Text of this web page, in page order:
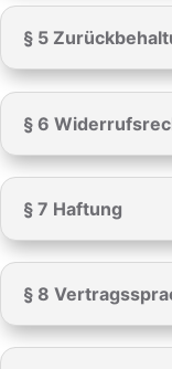
§ 5
§ 6
§ 7 Haftung
§ 8